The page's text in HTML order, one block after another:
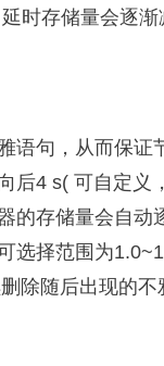
时存储量会逐
语句，从而保证
后4 s( 可自定义
的存储量会自动
选择范围为
除随后出现的不